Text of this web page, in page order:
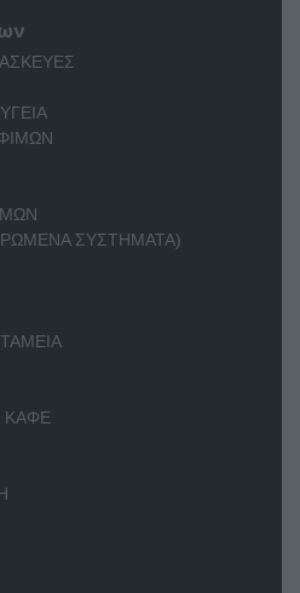
ΣΥΣΤΗΜΑΤΑ)
ΚΑΦΕ